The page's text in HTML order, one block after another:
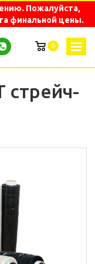
Пожалуйста,
финальной цены.
0
стрейч-